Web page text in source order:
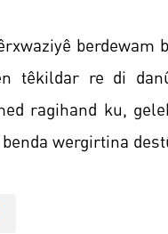
re di
ragihand ku,
wergirtina